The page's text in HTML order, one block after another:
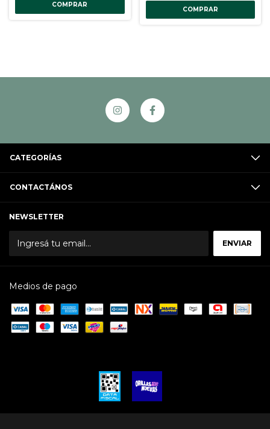
COMPRAR
COMPRAR
CATEGORÍAS
CONTACTÁNOS
NEWSLETTER
Medios de pago